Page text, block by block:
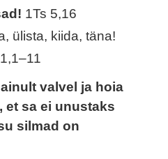
1Ts 5,16
ülista, kiida, täna!
valvel ja hoia
et sa ei unustaks
silmad on